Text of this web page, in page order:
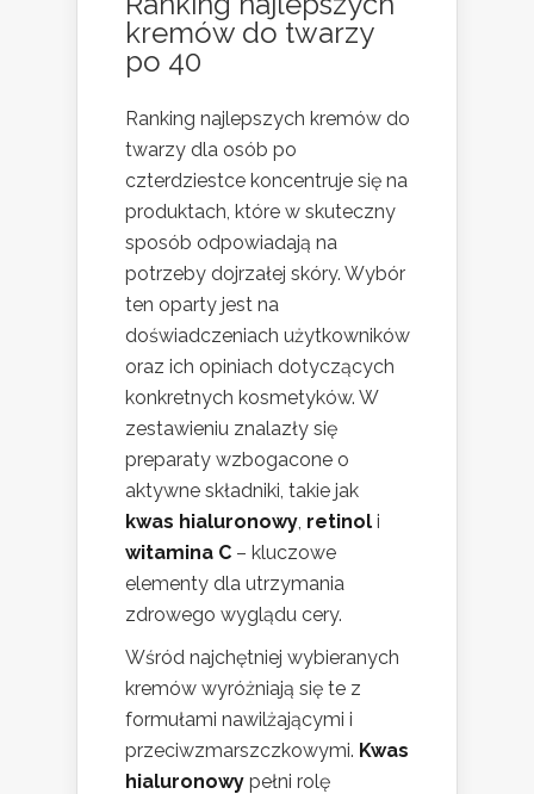
kremów do twarzy
po 40
Ranking najlepszych kremów do
twarzy dla osób po
czterdziestce koncentruje się na
produktach, które w skuteczny
sposób odpowiadają na
potrzeby dojrzałej skóry. Wybór
ten oparty jest na
doświadczeniach użytkowników
oraz ich opiniach dotyczących
konkretnych kosmetyków. W
zestawieniu znalazły się
preparaty wzbogacone o
aktywne składniki, takie jak
kwas hialuronowy, retinol i
witamina C – kluczowe
elementy dla utrzymania
zdrowego wyglądu cery.
Wśród najchętniej wybieranych
kremów wyróżniają się te z
formułami nawilżającymi i
przeciwzmarszczkowymi. Kwas
hialuronowy pełni rolę